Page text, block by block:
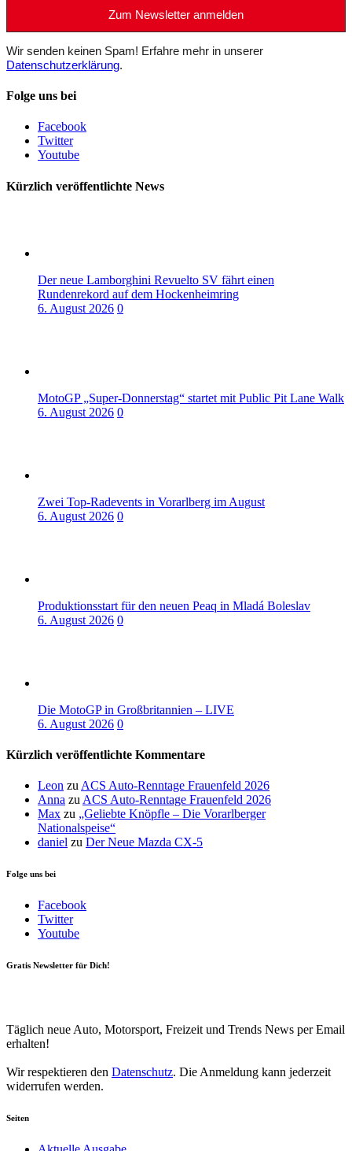
Wir senden keinen Spam! Erfahre mehr in unserer
Datenschutzerklärung.
Folge uns bei
Facebook
Twitter
Youtube
Kürzlich veröffentlichte News
Der neue Lamborghini Revuelto SV fährt einen
Rundenrekord auf dem Hockenheimring
6. August 2026 0
MotoGP „Super-Donnerstag“ startet mit Public Pit Lane Walk
6. August 2026 0
Zwei Top-Radevents in Vorarlberg im August
6. August 2026 0
Produktionsstart für den neuen Peaq in Mladá Boleslav
6. August 2026 0
Die MotoGP in Großbritannien – LIVE
6. August 2026 0
Kürzlich veröffentlichte Kommentare
Leon zuACS Auto-Renntage Frauenfeld 2026
Anna zuACS Auto-Renntage Frauenfeld 2026
Max zu „Geliebte Knöpfle – Die Vorarlberger
Nationalspeise“
daniel zu Der Neue Mazda CX-5
Folge uns bei
Facebook
Twitter
Youtube
Gratis Newsletter für Dich!
Täglich neue Auto, Motorsport, Freizeit und Trends News per Email
erhalten!
Wir respektieren den Datenschutz. Die Anmeldung kann jederzeit
widerrufen werden.
Seiten